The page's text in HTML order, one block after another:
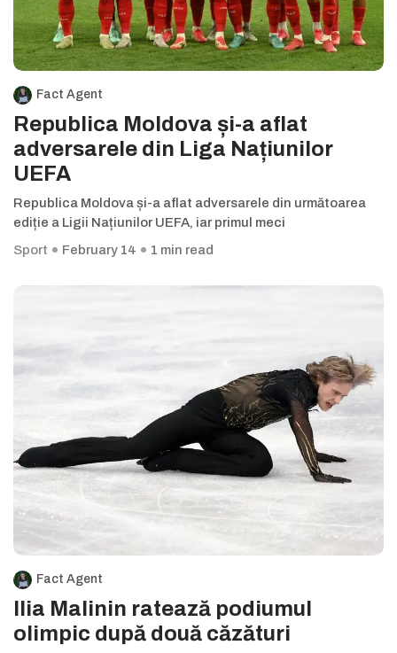
Fact Agent
Republica Moldova și-a aflat
adversarele din Liga Națiunilor
UEFA
Republica Moldova și-a aflat adversarele din următoarea
ediție a Ligii Națiunilor UEFA, iar primul meci
Sport
February 14 1 min read
Fact Agent
Ilia Malinin ratează podiumul
olimpic după două căzături